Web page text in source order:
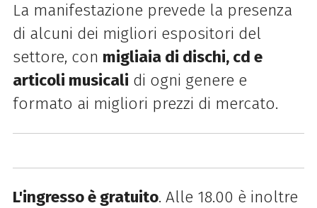
La manifestazione prevede la presenza
di alcuni dei migliori espositori del
settore, con migliaia di dischi, cd e
articoli musicali di ogni genere e
formato ai migliori prezzi di mercato.
L'ingresso è gratuito. Alle 18.00 è inoltre